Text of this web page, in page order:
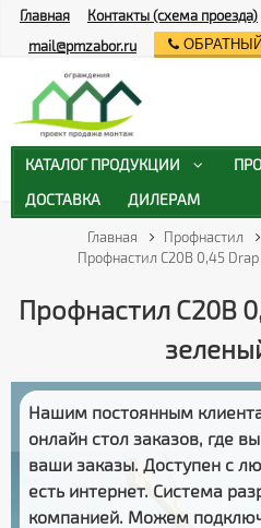
Главная Профнастил
Профнастил С20В 0,45
Профнастил С20В
Нашим постоянным
онлайн стол заказов, где
ваши заказы. Доступен с
есть интернет. Система
компанией. Можем
Главная
Контакты (схема проезда)
mail@pmzabor.ru
КАТАЛОГ ПРОДУКЦИИ
ДОСТАВКА
ДИЛЕРАМ